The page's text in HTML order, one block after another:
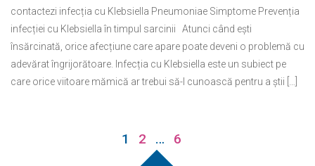
contactezi infecția cu Klebsiella Pneumoniae Simptome Prevenția
infecției cu Klebsiella în timpul sarcinii Atunci când ești
însărcinată, orice afecțiune care apare poate deveni o problemă cu
adevărat îngrijorătoare. Infecția cu Klebsiella este un subiect pe
care orice viitoare mămică ar trebui să-l cunoască pentru a știi […]
1 2 … 6